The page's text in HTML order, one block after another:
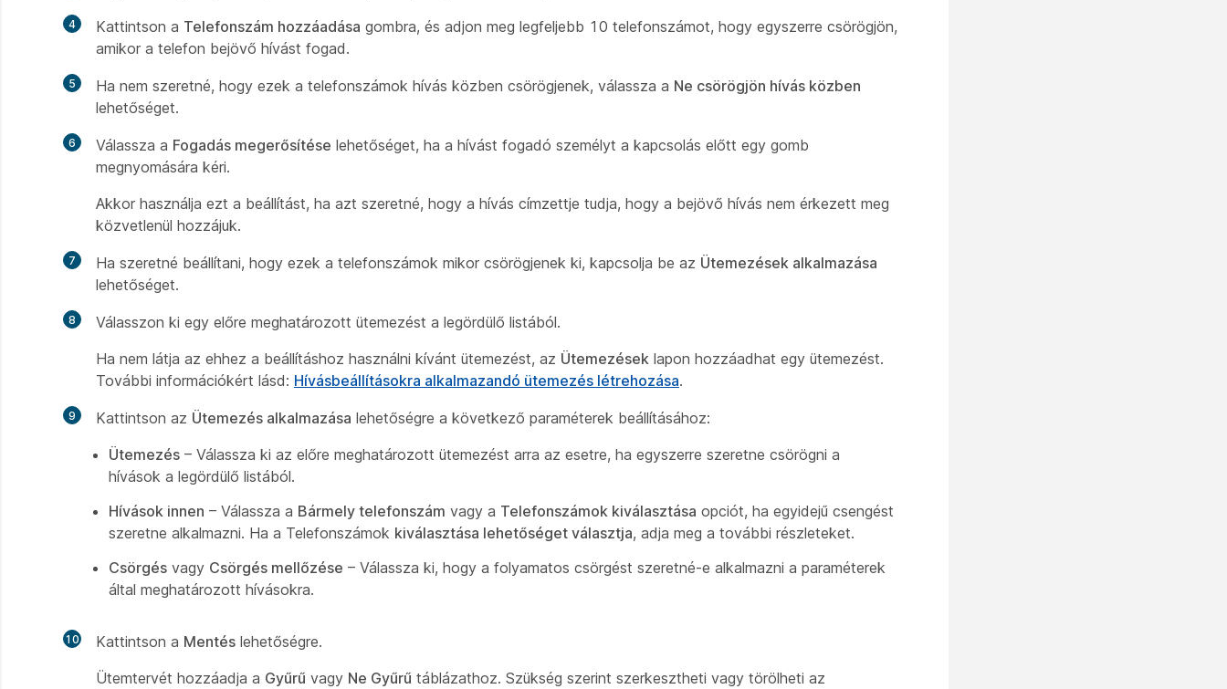
4 Kattintson a Telefonszám hozzáadása gombra, és adjon meg legfeljebb 10 telefonszámot, hogy egyszerre csörögjön,
amikor a telefon bejövő hívást fogad.
5 Ha nem szeretné, hogy ezek a telefonszámok hívás közben csörögjenek, válassza a Ne csörögjön hívás közben
lehetőséget.
6 Válassza a Fogadás megerősítése lehetőséget, ha a hívást fogadó személyt a kapcsolás előtt egy gomb
megnyomására kéri.
Akkor használja ezt a beállítást, ha azt szeretné, hogy a hívás címzettje tudja, hogy a bejövő hívás nem érkezett meg
közvetlenül hozzájuk.
7 Ha szeretné beállítani, hogy ezek a telefonszámok mikor csörögjenek ki, kapcsolja be az Ütemezések alkalmazása
lehetőséget.
8
Válasszon ki egy előre meghatározott ütemezést a legördülő listából.
Ha nem látja az ehhez a beállításhoz használni kívánt ütemezést, az Ütemezések lapon hozzáadhat egy ütemezést.
További információkért lásd: Hívásbeállításokra alkalmazandó ütemezés létrehozása.
9 Kattintson az Ütemezés alkalmazása lehetőségre a következő paraméterek beállításához:
Ütemezés – Válassza ki az előre meghatározott ütemezést arra az esetre, ha egyszerre szeretne csörögni a
hívások a legördülő listából.
Hívások innen – Válassza a Bármely telefonszám vagy a Telefonszámok kiválasztása opciót, ha egyidejű csengést
szeretne alkalmazni. Ha a Telefonszámok kiválasztása lehetőséget választja, adja meg a további részleteket.
Csörgés vagy Csörgés mellőzése – Válassza ki, hogy a folyamatos csörgést szeretné-e alkalmazni a paraméterek
által meghatározott hívásokra.
10 Kattintson a Mentés lehetőségre.
Ütemtervét hozzáadja a Gyűrű vagy Ne Gyűrű táblázathoz. Szükség szerint szerkesztheti vagy törölheti az